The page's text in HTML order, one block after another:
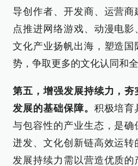
导创作者、开发商、运营商
点推进网络游戏、动漫电
文化产业扬帆出海，塑造国
势，争取更多的文化认同和全
第五，增强发展持续力，夯
发展的基础保障。 积极培育
与包容性的产业生态，是确
迸发、文化创新链高效运转
发展持续力需以营造优质的